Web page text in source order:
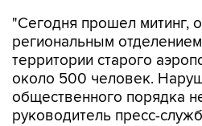
"Сегодня прошел митинг,
региональным
территории старого
около 500 человек.
общественного порядка
руководитель пресс-